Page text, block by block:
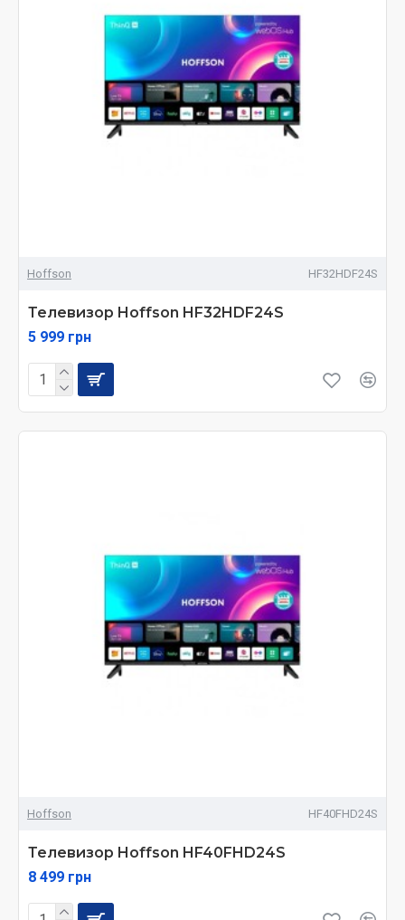
Hoffson HF32HDF24S
Телевизор Hoffson HF32HDF24S
5 999 грн
Hoffson HF40FHD24S
Телевизор Hoffson HF40FHD24S
8 499 грн